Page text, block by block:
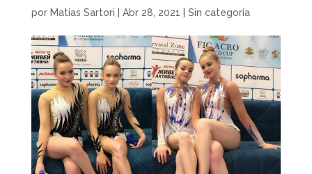
por Matias Sartori Abr 28, 2021 Sin categoría